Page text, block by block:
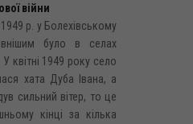
війни
р. у Болехівському
було в селах
У квітні 1949 року село
хата Дуба Івана, а
сильний вітер, то це
кінці за кілька